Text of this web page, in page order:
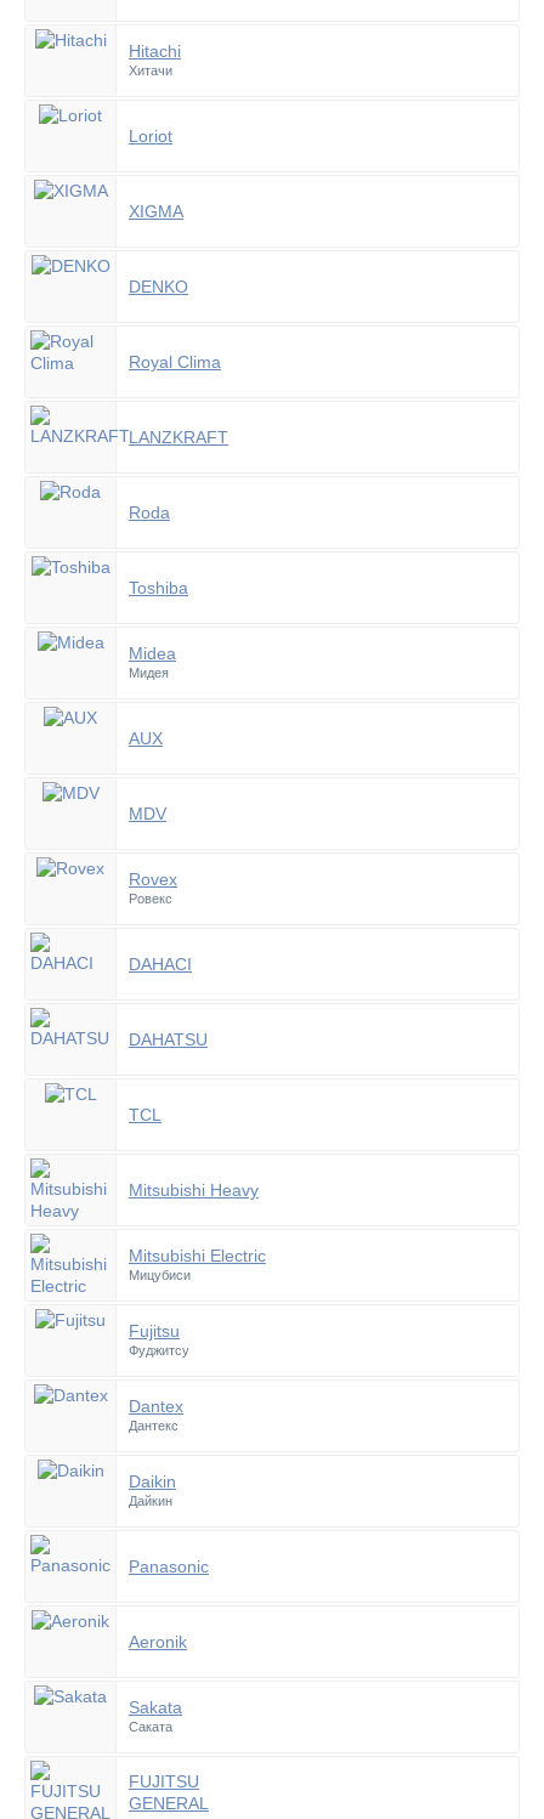
Hitachi
Хитачи
Loriot
XIGMA
DENKO
Royal Clima
LANZKRAFT
Roda
Toshiba
Midea
Мидея
AUX
MDV
Rovex
Ровекс
DAHACI
DAHATSU
TCL
Mitsubishi Heavy
Mitsubishi Electric
Мицубиси
Fujitsu
Фуджитсу
Dantex
Дантекс
Daikin
Дайкин
Panasonic
Aeronik
Sakata
Саката
FUJITSU
GENERAL